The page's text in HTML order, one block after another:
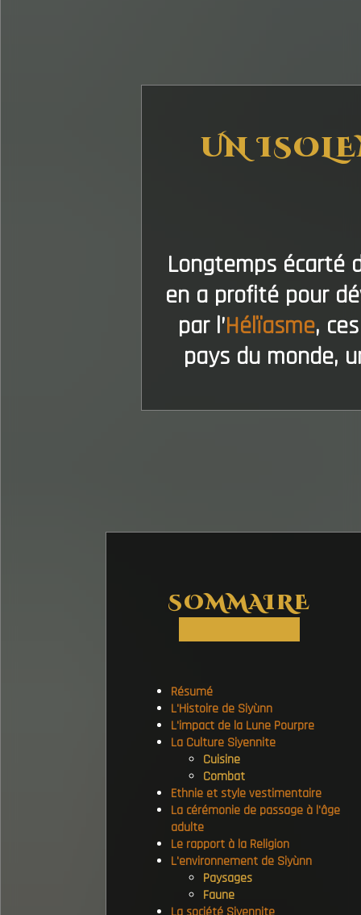
UN
Longtemps écarté
en a profité pour
par l’Hélïasme,
pays du monde,
SOMMAIRE
Résumé
L'Histoire de Siyùnn
L'impact de la Lune Pourpre
La Culture Siyennite
Cuisine
Combat
Ethnie et style vestimentaire
La cérémonie de passage à l'âge
adulte
Le rapport à la Religion
L'environnement de Siyùnn
Paysages
Faune